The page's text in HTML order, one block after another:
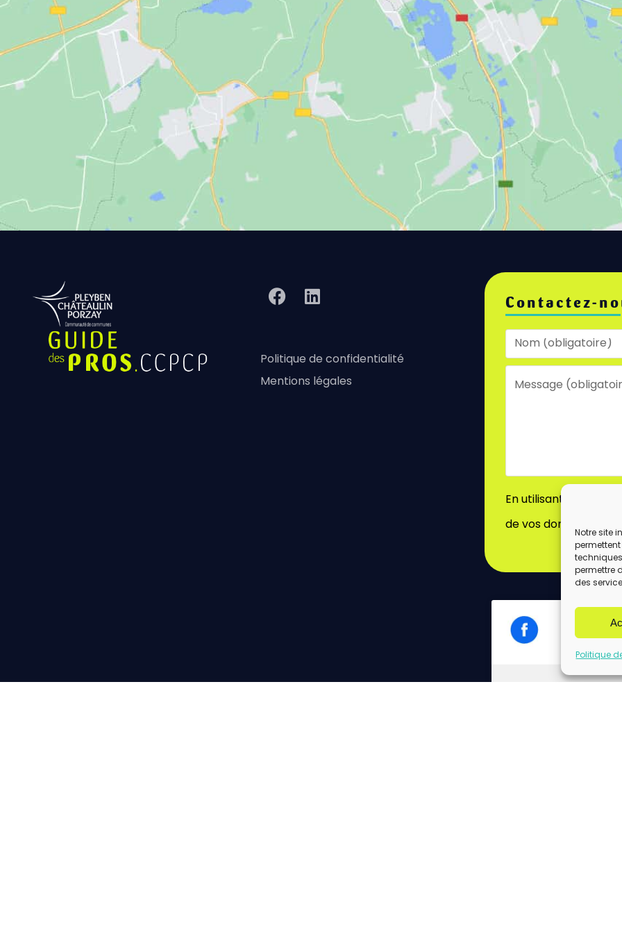
Notre site
permettre
des
Politique
Politique de confidentialité
Mentions légales
Contactez-
En utilisant ce
de vos données par